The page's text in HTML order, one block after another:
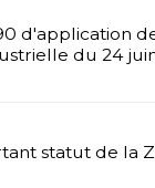
d'application
du 24 juin
statut de